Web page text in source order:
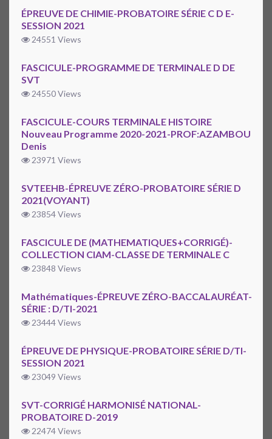
ÉPREUVE DE CHIMIE-PROBATOIRE SÉRIE C D E-
SESSION 2021
24551 Views
FASCICULE-PROGRAMME DE TERMINALE D DE
SVT
24550 Views
FASCICULE-COURS TERMINALE HISTOIRE
Nouveau Programme 2020-2021-PROF:AZAMBOU
Denis
23971 Views
SVTEEHB-ÉPREUVE ZÉRO-PROBATOIRE SÉRIE D
2021(VOYANT)
23854 Views
FASCICULE DE (MATHEMATIQUES+CORRIGÉ)-
COLLECTION CIAM-CLASSE DE TERMINALE C
23848 Views
Mathématiques-ÉPREUVE ZÉRO-BACCALAURÉAT-
SÉRIE : D/TI-2021
23444 Views
ÉPREUVE DE PHYSIQUE-PROBATOIRE SÉRIE D/TI-
SESSION 2021
23049 Views
SVT-CORRIGÉ HARMONISÉ NATIONAL-
PROBATOIRE D-2019
22474 Views